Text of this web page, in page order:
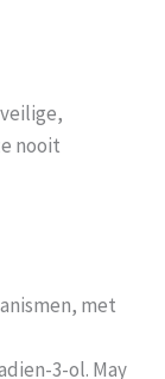
nooit
met
3-ol. May